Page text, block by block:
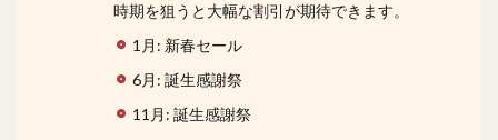
時期を狙うと大幅な割引が期待できます。
1月: 新春セール
6月: 誕生感謝祭
11月: 誕生感謝祭